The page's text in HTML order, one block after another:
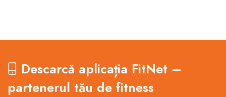
Descarcă aplicația FitNet –
partenerul tău de fitness